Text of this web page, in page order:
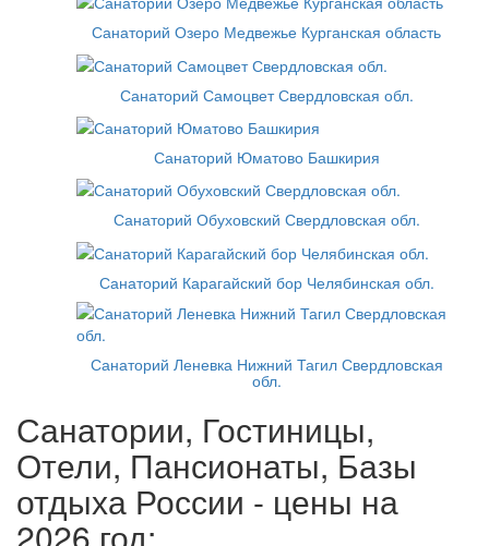
Санаторий Озеро Медвежье Курганская область
Санаторий Самоцвет Свердловская обл.
Санаторий Юматово Башкирия
Санаторий Обуховский Свердловская обл.
Санаторий Карагайский бор Челябинская обл.
Санаторий Леневка Нижний Тагил Свердловская
обл.
Санатории, Гостиницы,
Отели, Пансионаты, Базы
отдыха России - цены на
2026 год: